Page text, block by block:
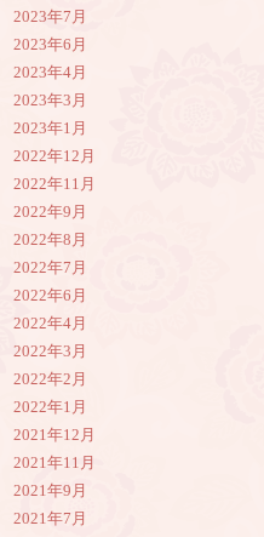
2023年7月
2023年6月
2023年4月
2023年3月
2023年1月
2022年12月
2022年11月
2022年9月
2022年8月
2022年7月
2022年6月
2022年4月
2022年3月
2022年2月
2022年1月
2021年12月
2021年11月
2021年9月
2021年7月